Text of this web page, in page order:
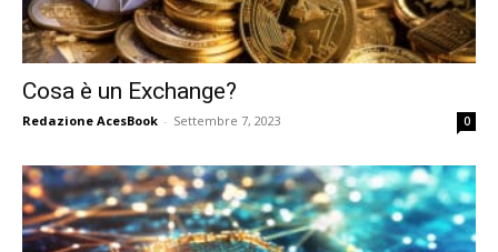
Cosa è un Exchange?
Redazione AcesBook - Settembre 7, 2023 0